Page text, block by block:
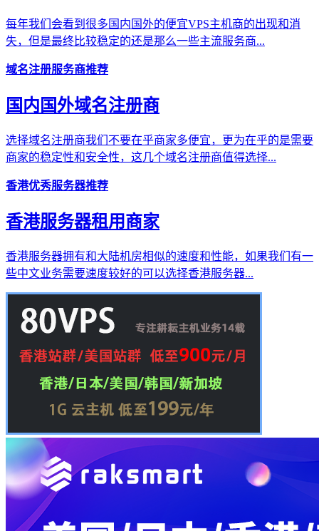
每年我们会看到很多国内国外的便宜VPS主机商的出现和消
失，但是最终比较稳定的还是那么一些主流服务商...
域名注册服务商推荐
国内国外域名注册商
选择域名注册商我们不要在乎商家多便宜，更为在乎的是需要
商家的稳定性和安全性，这几个域名注册商值得选择...
香港优秀服务器推荐
香港服务器租用商家
香港服务器拥有和大陆机房相似的速度和性能，如果我们有一
些中文业务需要速度较好的可以选择香港服务器...